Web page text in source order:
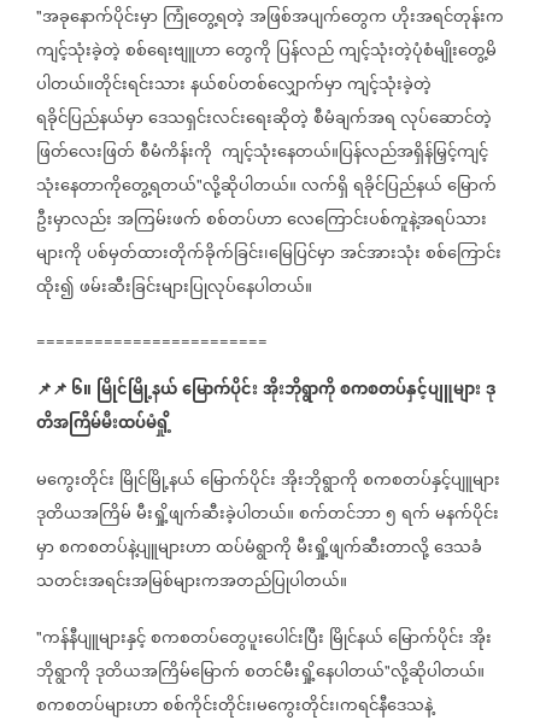
"အခုနောက်ပိုင်းမှာကြုံတွေ့ရတဲ့အဖြစ်အပျက်တွေကဟိုးအရင်တုန်းက
ကျင့်သုံးခဲ့တဲ့စစ်ရေးဗျူဟာတွေကို ပြန်လည်ကျင့်သုံးတဲ့ပုံစံမျိုးတွေ့မိ
ပါတယ်။တိုင်းရင်းသားနယ်စပ်တစ်လျှောက်မှာကျင့်သုံးခဲ့တဲ့
ရခိုင်ပြည်နယ်မှာဒေသရှင်းလင်းရေးဆိုတဲ့စီမံချက်အရလုပ်ဆောင်တဲ့
ဖြတ်လေးဖြတ်စီမံကိန်းကို ကျင့်သုံးနေတယ်။ပြန်လည်အရှိန်မြှင့်ကျင့်
သုံးနေတာကိုတွေ့ရတယ်"လို့ဆိုပါတယ်။လက်ရှိရခိုင်ပြည်နယ်မြောက်
ဦးမှာလည်းအကြမ်းဖက်စစ်တပ်ဟာလေကြောင်းပစ်ကူနဲ့အရပ်သား
များကိုပစ်မှတ်ထားတိုက်ခိုက်ခြင်း၊မြေပြင်မှာအင်အားသုံးစစ်ကြောင်း
ထိုး၍ဖမ်းဆီးခြင်းများပြုလုပ်နေပါတယ်။
========================
📌📌၆။ မြိုင်မြို့နယ်မြောက်ပိုင်းအိုးဘိုရွာကိုစကစတပ်နှင့်ပျူများဒု
တိအကြိမ်မီးထပ်မံရှို့
မကွေးတိုင်း မြိုင်မြို့နယ်မြောက်ပိုင်းအိုးဘိုရွာကိုစကစတပ်နှင့်ပျူများ
ဒုတိယအကြိမ်မီးရှို့ဖျက်ဆီးခဲ့ပါတယ်။စက်တင်ဘာ၅ရက်မနက်ပိုင်း
မှာစကစတပ်နဲ့ပျူများဟာထပ်မံရွာကိုမီးရှို့ဖျက်ဆီးတာလို့ဒေသခံ
သတင်းအရင်းအမြစ်များကအတည်ပြုပါတယ်။
"ကန်နီပျူများနှင့်စကစတပ်တွေပူးပေါင်းပြီး မြိုင်နယ်မြောက်ပိုင်းအိုး
ဘိုရွာကိုဒုတိယအကြိမ်မြောက်စတင်မီးရှို့နေပါတယ်"လို့ဆိုပါတယ်။
စကစတပ်များဟာစစ်ကိုင်းတိုင်း၊မကွေးတိုင်း၊ကရင်နီဒေသနဲ့